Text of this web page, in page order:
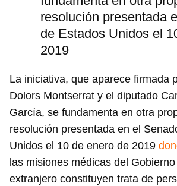
resolución presentada
de Estados Unidos el
2019
La iniciativa, que aparece firmada
Dolors Montserrat y el diputado
García, se fundamenta en otra
resolución presentada en el
Unidos el 10 de enero de 2019
las misiones médicas del
extranjero constituyen trata de